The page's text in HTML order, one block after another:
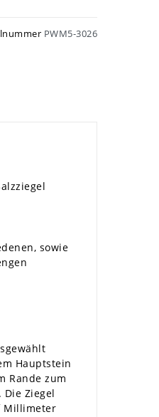
PWM5-3026
sowie
Hauptstein
Rande zum
Ziegel
Millimeter